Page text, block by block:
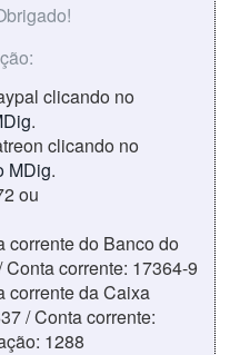
clicando no
.
clicando no
MDig.
ou
corrente do Banco do
corrente: 17364-9
corrente da Caixa
/ Conta corrente:
1288